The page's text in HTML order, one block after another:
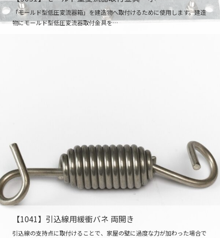
「モールド型低圧変流器箱」を建造物へ取付けるために使用します。建造
物にモールド型低圧変流器取付金具を…
【1041】引込線用緩衝バネ 両開き
引込線の支持点に取付けることで、家屋の壁に過度な力が加わった場合で